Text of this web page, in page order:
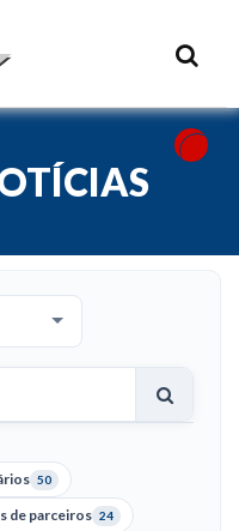
50
de parceiros 24